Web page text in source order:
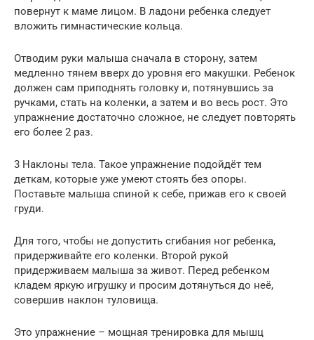
повернут к маме лицом. В ладони ребенка следует
вложить гимнастические кольца.
Отводим руки малыша сначала в сторону, затем
медленно тянем вверх до уровня его макушки. Ребенок
должен сам приподнять головку и, потянувшись за
ручками, стать на коленки, а затем и во весь рост. Это
упражнение достаточно сложное, не следует повторять
его более 2 раз.
3 Наклоны тела. Такое упражнение подойдёт тем
деткам, которые уже умеют стоять без опоры.
Поставьте малыша спиной к себе, прижав его к своей
груди.
Для того, чтобы не допустить сгибания ног ребенка,
придерживайте его коленки. Второй рукой
придерживаем малыша за живот. Перед ребенком
кладем яркую игрушку и просим дотянуться до неё,
совершив наклон туловища.
Это упражнение – мощная тренировка для мышц